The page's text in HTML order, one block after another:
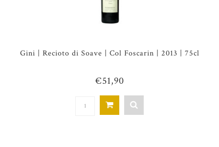
Gini | Recioto di Soave | Col Foscarin | 2013 | 75cl
€51,90